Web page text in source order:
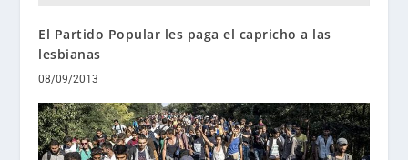
El Partido Popular les paga el capricho a las
lesbianas
08/09/2013